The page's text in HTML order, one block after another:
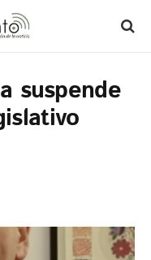
suspende